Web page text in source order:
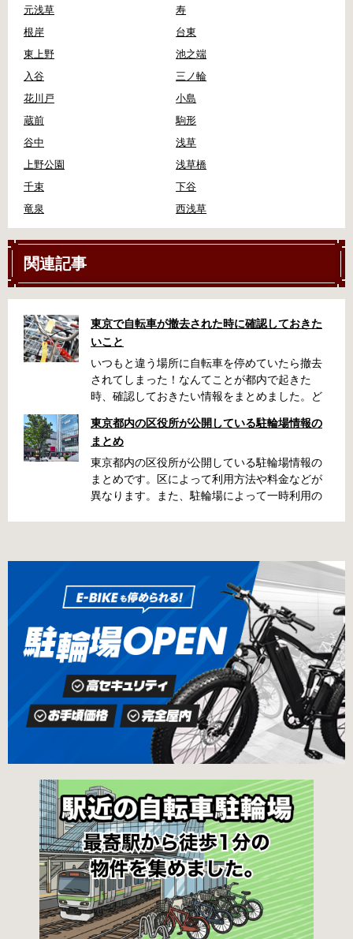
元浅草
寿
根岸
台東
東上野
池之端
入谷
三ノ輪
花川戸
小島
蔵前
駒形
谷中
浅草
上野公園
浅草橋
千束
下谷
竜泉
西浅草
関連記事
東京で自転車が撤去された時に確認しておきた
いこと
いつもと違う場所に自転車を停めていたら撤去
されてしまった！なんてことが都内で起きた
時、確認しておきたい情報をまとめました。ど
くらい？なんて疑問が浮かぶかと思います。事
前に確認していざという時対処しましょう。 千
代田区 / 新宿区 / 品川区 / 港区 / 中央区 / 大田区
/ 北区 / 墨田区 / 渋谷区 / 葛飾区 千代田区で撤去
された場合 猿楽町保管場所 住所 千代田区神田
の地図が置いてあります） 東京メトロ半蔵門
線、都営新宿・三田線神保町駅から徒歩7分 大
手町高架下自転車保管場所 住所 千代田区大手町
二丁目4番 電話 050-2018-6466（千代田区自転
車対策コールセンター） 最寄駅 東京メトロ半蔵
門線、丸の内線大手町駅A5出口 東京メトロ東西
線大手町駅B3出口 返還の際に必要な書類 返還
料 2,000円 自転車の鍵 身分証明証 千代田区HP
はこちら 新宿区で撤去された場合 内藤町自転車
保管場所 住所 新宿区内藤町11番地 ※都立新
宿高校東隣（内藤町11番地4号） 電話 03-5273-
3896 最寄駅 東京メトロ丸ノ内線新宿三丁目駅
から徒歩3分 東京メトロ丸ノ内線新宿御苑前駅
から徒歩6分 JR新宿駅から徒歩8分 西新宿自転
車保管場所 住所
東京都内の区役所が公開している駐輪場情報の
まとめ
東京都内の区役所が公開している駐輪場情報の
まとめです。区によって利用方法や料金などが
異なります。また、駐輪場によって一時利用の
の自転車駐輪場 利用方法 利用登録申請書の提出
申請期間内に利用登録申請書（PDF：
1,396KB） と必要書類を環境まちづくり総務課
あてに郵送（申請期間消印有効）または、期間
内に環境まちづくり総務課（区役所5階5B窓
口）、各出張所の受付時間中に直接お持ちくだ
さい（郵送先・各出張所の受付時間）。電話・
ファクス・メールでは申請できません。 利用料
金 登録手数料 区民3,000円 区外居住者6,000円
生活保護受給者免除（詳しくはお問い合わせく
ださい） ただし、自転車利用者で高校生以下は
3,000円（区内、区外在住を問わず） 定期利用
料金 各駐輪場で定期利用料金が異なります。詳
細は各駐輪場または管理会社にお問い合わせく
ださい。 一時利用料金 2時間まで：0円 10時間
まで：100円 10時間を超えて5時間ごと：100円
千代田区HPはこちら 新宿区の自転車駐輪場 利
用方法 利用登録申請書の提出 利用申請書（申請
窓口で配布。新宿区 ホームページからも取り出
せます）を各申請窓口、交通対策課自転車対策
係（本庁舎7階）・特別出張所に直接お持ちくだ
さい。交通対策課では郵送申請（2月8日 消印有
効）・電子申請も受け付けています。 次年度の